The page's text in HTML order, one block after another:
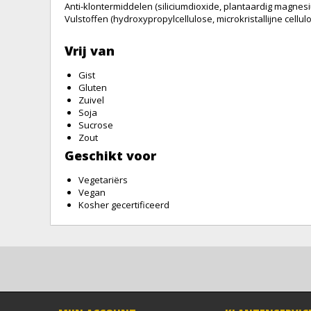
Anti-klontermiddelen (siliciumdioxide,plantaardig
Vulstoffen (hydroxypropylcellulose,microkristallijne
Vrij van
Gist
Gluten
Zuivel
Soja
Sucrose
Zout
Geschikt voor
Vegetariërs
Vegan
Kosher gecertificeerd